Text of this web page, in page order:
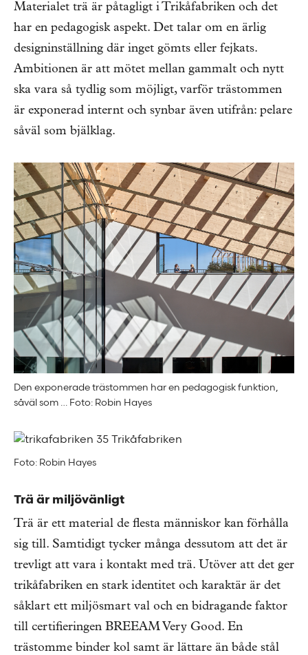
Materialet trä är påtagligt i Trikåfabriken och det
har en pedagogisk aspekt. Det talar om en ärlig
designinställning där inget gömts eller fejkats.
Ambitionen är att mötet mellan gammalt och nytt
ska vara så tydlig som möjligt, varför trästommen
är exponerad internt och synbar även utifrån: pelare
såväl som bjälklag.
Den exponerade trästommen har en pedagogisk funktion,
såväl som … Foto: Robin Hayes
Foto: Robin Hayes
Trä är miljövänligt
Trä är ett material de flesta människor kan förhålla
sig till. Samtidigt tycker många dessutom att det är
trevligt att vara i kontakt med trä. Utöver att det ger
trikåfabriken en stark identitet och karaktär är det
såklart ett miljösmart val och en bidragande faktor
till certifieringen BREEAM Very Good. En
trästomme binder kol samt är lättare än både stål